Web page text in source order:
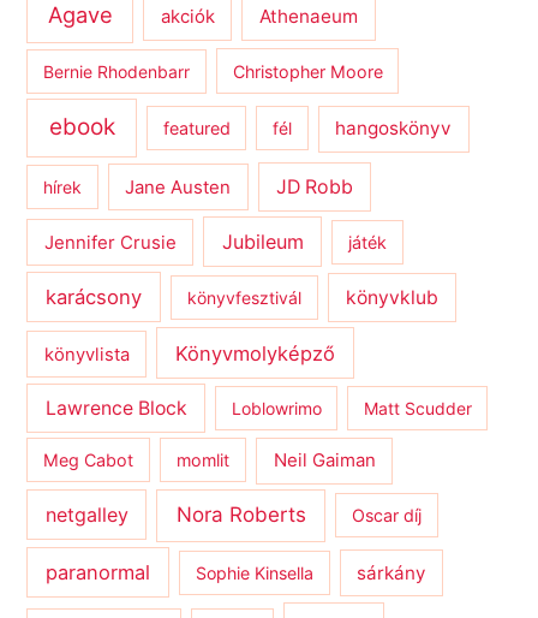
Agave akciók Athenaeum
Bernie Rhodenbarr Christopher Moore
ebook featured fél hangoskönyv
hírek Jane Austen JD Robb
Jennifer Crusie Jubileum játék
karácsony könyvfesztivál könyvklub
könyvlista Könyvmolyképző
Lawrence Block Loblowrimo Matt Scudder
Meg Cabot momlit Neil Gaiman
netgalley Nora Roberts Oscar díj
paranormal Sophie Kinsella sárkány